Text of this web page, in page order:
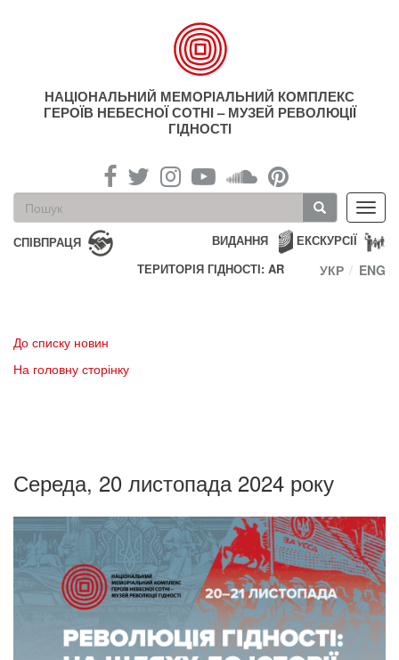
НАЦІОНАЛЬНИЙ МЕМОРІАЛЬНИЙ КОМПЛЕКС
ГЕРОЇВ НЕБЕСНОЇ СОТНІ – МУЗЕЙ РЕВОЛЮЦІЇ
ГІДНОСТІ
Пошукова
форма
Пошук
СПІВПРАЦЯ ЕКСКУРСІЇ
ВИДАННЯ
ТЕРИТОРІЯ ГІДНОСТІ: AR
УКР ENG
До списку новин
На головну сторінку
Середа, 20 листопада 2024 року